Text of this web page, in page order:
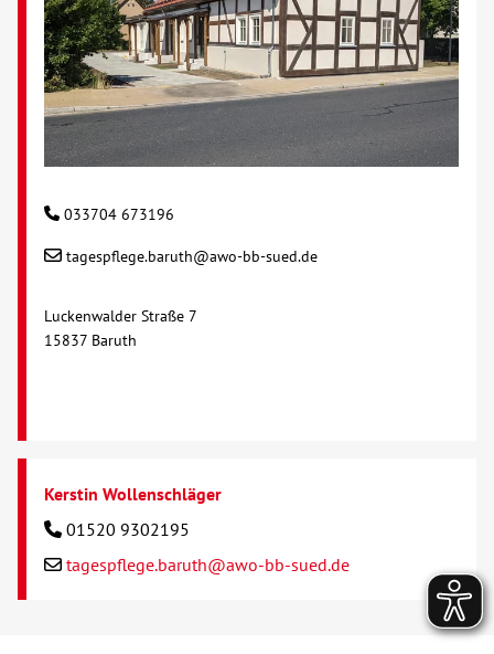
033704 673196
tagespflege.baruth@awo-bb-sued.de
Luckenwalder Straße 7
15837 Baruth
Kerstin Wollenschläger
01520 9302195
tagespflege.baruth@awo-bb-sued.de